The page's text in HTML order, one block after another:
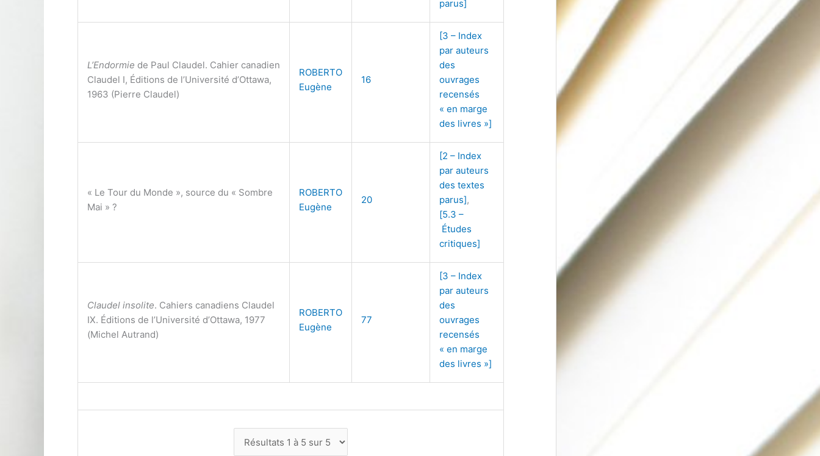
parus]
L’Endormie de Paul Claudel. Cahier canadien
Claudel I, Éditions de l’Université d’Ottawa,
1963 (Pierre Claudel)
ROBERTO
Eugène
16
[3 – Index
par auteurs
des
ouvrages
recensés
« en marge
des livres »]
« Le Tour du Monde », source du « Sombre
Mai » ?
ROBERTO
Eugène
20
[2 – Index
par auteurs
des textes
parus],
[5.3 –
Études
critiques]
Claudel insolite. Cahiers canadiens Claudel
IX. Éditions de l’Université d’Ottawa, 1977
(Michel Autrand)
ROBERTO
Eugène
77
[3 – Index
par auteurs
des
ouvrages
recensés
« en marge
des livres »]